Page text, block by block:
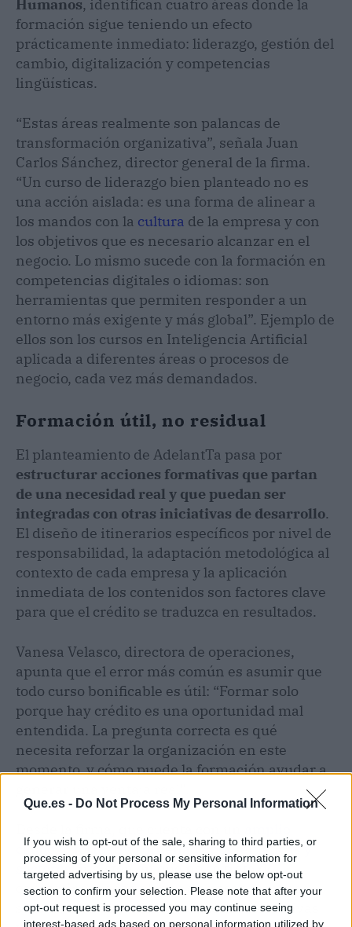
Que.es - Do Not Process My Personal Information
If you wish to opt-out of the sale, sharing to third parties, or
processing of your personal or sensitive information for
targeted advertising by us, please use the below opt-out
section to confirm your selection. Please note that after your
opt-out request is processed you may continue seeing
interest-based ads based on personal information utilized by
Humanos, identifican cuatro áreas donde la
formación sigue teniendo un efecto
prácticamente inmediato: liderazgo, gestión del
cambio, digitalización y competencias
lingüísticas.
“Estas áreas realmente son palancas de
transformación organizativa”, señala Juan
Carlos Sánchez, director general de la firma.
“Un curso de liderazgo bien planteado no es
una acción aislada: es una forma de alinear a
los mandos con la cultura de la empresa y con
los objetivos que es necesario alcanzar en el
negocio. Lo mismo sucede con la formación en
competencias digitales o idiomas: son
herramientas que permiten responder a un
entorno más exigente y más global”. Ejemplo de
ellos son los cursos en Inteligencia Artificial
aplicada a diferentes áreas o procesos de
negocio, cada vez más demandados.
Formación útil, no residual
El planteamiento de AdelantTa pasa por
estructurar acciones formativas que partan
de una necesidad real y que puedan ser
integradas con otras iniciativas de desarrollo.
El diseño de itinerarios específicos por nivel de
responsabilidad, la adaptación metodológica al
contexto de cada empresa y la aplicación
inmediata de los contenidos son factores clave
para que el crédito se traduzca en resultados.
Vanesa Velasco, directora de operaciones,
apunta que el error más común es asumir que
todo curso bonificable es útil: “Formar solo
porque hay crédito es una oportunidad mal
entendida. La pregunta correcta es qué
necesita reforzar la organización en este
momento, y cómo puede la formación ayudar a
catálogo formativo ordenado por temáticas y
sectores, insisten en que no se trata de
construir grandes planes en pocas semanas,
sino de identificar intervenciones formativas